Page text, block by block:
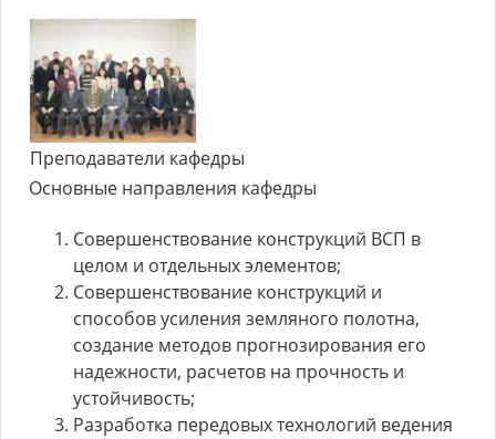
Преподаватели кафедры
Основные направления кафедры
Совершенствование конструкций ВСП в
целом и отдельных элементов;
Совершенствование конструкций и
способов усиления земляного полотна,
создание методов прогнозирования его
надежности, расчетов на прочность и
устойчивость;
Разработка передовых технологий ведения